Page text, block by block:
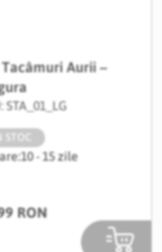
Tacâmuri Aurii –
STA_01_LG
STOC
10 - 15 zile
RON